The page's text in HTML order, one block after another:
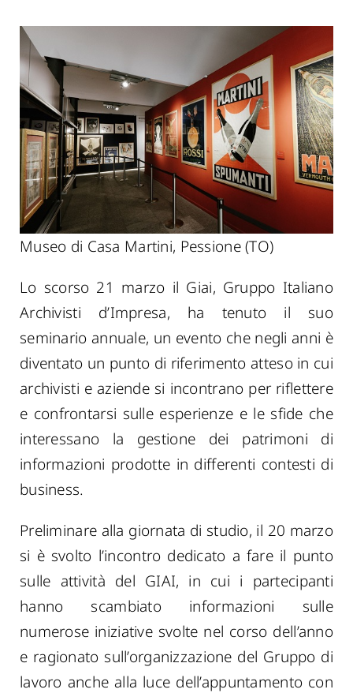
Museo di Casa Martini, Pessione (TO)
Lo scorso 21 marzo il Giai, Gruppo Italiano
Archivisti d’Impresa, ha tenuto il suo
seminario annuale, un evento che negli anni è
diventato un punto di riferimento atteso in cui
archivisti e aziende si incontrano per riflettere
e confrontarsi sulle esperienze e le sfide che
interessano la gestione dei patrimoni di
informazioni prodotte in differenti contesti di
business.
Preliminare alla giornata di studio, il 20 marzo
si è svolto l’incontro dedicato a fare il punto
sulle attività del GIAI, in cui i partecipanti
hanno scambiato informazioni sulle
numerose iniziative svolte nel corso dell’anno
e ragionato sull’organizzazione del Gruppo di
lavoro anche alla luce dell’appuntamento con